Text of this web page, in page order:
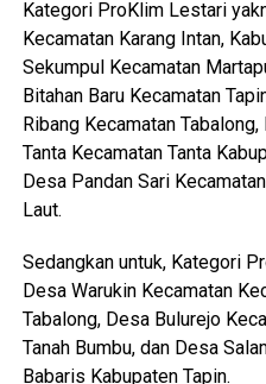
Kategori ProKlim Lestari
Kecamatan Karang Intan,
Sekumpul Kecamatan
Bitahan Baru Kecamatan
Ribang Kecamatan
Tanta Kecamatan Tanta
Desa Pandan Sari
Laut.
Sedangkan untuk, Kategori
Desa Warukin Kecamatan
Tabalong, Desa Bulurejo
Tanah Bumbu, dan Desa
Babaris Kabupaten Tapin.